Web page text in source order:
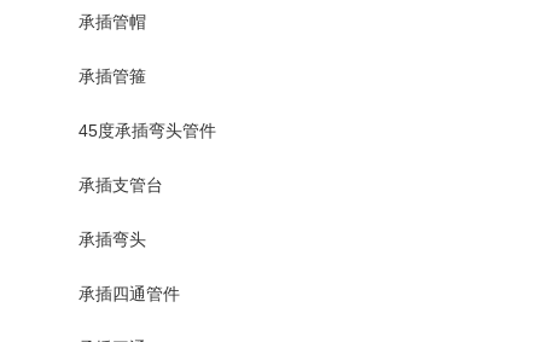
承插管帽
承插管箍
45度承插弯头管件
承插支管台
承插弯头
承插四通管件